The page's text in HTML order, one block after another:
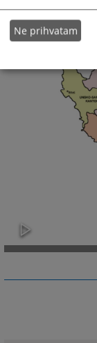
Ne prihvatam